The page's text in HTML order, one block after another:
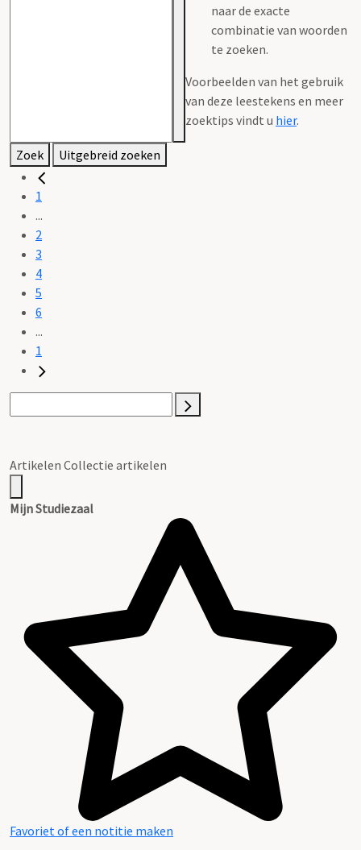
naar de exacte
combinatie van woorden
te zoeken.
Voorbeelden van het gebruik
van deze leestekens en meer
zoektips vindt u hier.
Zoek Uitgebreid zoeken
1
...
2
3
4
5
6
...
1
Artikelen Collectie artikelen
Mijn Studiezaal
Favoriet of een notitie maken